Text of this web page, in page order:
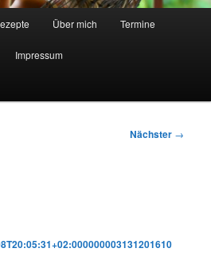
Über mich Termine
Impressum
Nächster →